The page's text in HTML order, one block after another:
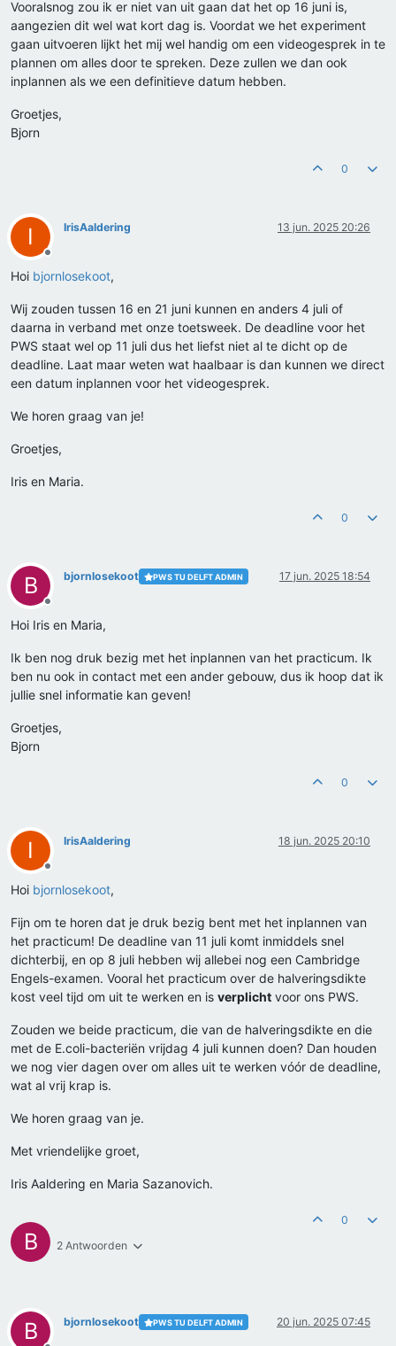
Vooralsnog zou ik er niet van uit gaan dat het op 16 juni is,
aangezien dit wel wat kort dag is. Voordat we het experiment
gaan uitvoeren lijkt het mij wel handig om een videogesprek in te
plannen om alles door te spreken. Deze zullen we dan ook
inplannen als we een definitieve datum hebben.
Groetjes,
Bjorn
0
I
Offline
IrisAaldering 13 jun. 2025 20:26
Hoi bjornlosekoot,
Wij zouden tussen 16 en 21 juni kunnen en anders 4 juli of
daarna in verband met onze toetsweek. De deadline voor het
PWS staat wel op 11 juli dus het liefst niet al te dicht op de
deadline. Laat maar weten wat haalbaar is dan kunnen we direct
een datum inplannen voor het videogesprek.
We horen graag van je!
Groetjes,
Iris en Maria.
0
B
Offline
bjornlosekoot PWS TU DELFT ADMIN 17 jun. 2025 18:54
Hoi Iris en Maria,
Ik ben nog druk bezig met het inplannen van het practicum. Ik
ben nu ook in contact met een ander gebouw, dus ik hoop dat ik
jullie snel informatie kan geven!
Groetjes,
Bjorn
0
I
Offline
IrisAaldering 18 jun. 2025 20:10
Hoi bjornlosekoot,
Fijn om te horen dat je druk bezig bent met het inplannen van
het practicum! De deadline van 11 juli komt inmiddels snel
dichterbij, en op 8 juli hebben wij allebei nog een Cambridge
Engels-examen. Vooral het practicum over de halveringsdikte
kost veel tijd om uit te werken en is verplicht voor ons PWS.
Zouden we beide practicum, die van de halveringsdikte en die
met de E.coli-bacteriën vrijdag 4 juli kunnen doen? Dan houden
we nog vier dagen over om alles uit te werken vóór de deadline,
wat al vrij krap is.
We horen graag van je.
Met vriendelijke groet,
Iris Aaldering en Maria Sazanovich.
B 2 Antwoorden
0
B bjornlosekoot PWS TU DELFT ADMIN 20 jun. 2025 07:45